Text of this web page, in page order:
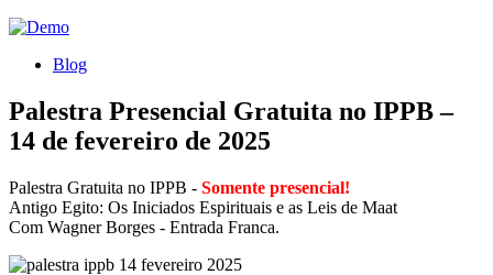
Blog
Palestra Presencial Gratuita no IPPB –
14 de fevereiro de 2025
Palestra Gratuita no IPPB - Somente presencial!
Antigo Egito: Os Iniciados Espirituais e as Leis de Maat
Com Wagner Borges - Entrada Franca.